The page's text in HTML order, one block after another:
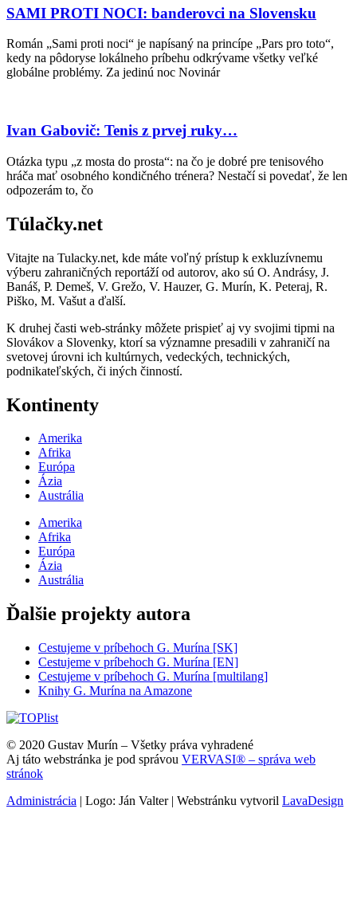
SAMI PROTI NOCI: banderovci na Slovensku
Román „Sami proti noci“ je napísaný na princípe „Pars pro toto“,
kedy na pôdoryse lokálneho príbehu odkrývame všetky veľké
globálne problémy. Za jedinú noc Novinár
Ivan Gabovič: Tenis z prvej ruky…
Otázka typu „z mosta do prosta“: na čo je dobré pre tenisového
hráča mať osobného kondičného trénera? Nestačí si povedať, že len
odpozerám to, čo
Túlačky.net
Vitajte na Tulacky.net, kde máte voľný prístup k exkluzívnemu
výberu zahraničných reportáží od autorov, ako sú O. Andrásy, J.
Banáš, P. Demeš, V. Grežo, V. Hauzer, G. Murín, K. Peteraj, R.
Piško, M. Vašut a ďalší.
K druhej časti web-stránky môžete prispieť aj vy svojimi tipmi na
Slovákov a Slovenky, ktorí sa významne presadili v zahraničí na
svetovej úrovni ich kultúrnych, vedeckých, technických,
podnikateľských, či iných činností.
Kontinenty
Amerika
Afrika
Európa
Ázia
Austrália
Amerika
Afrika
Európa
Ázia
Austrália
Ďalšie projekty autora
Cestujeme v príbehoch G. Murína [SK]
Cestujeme v príbehoch G. Murína [EN]
Cestujeme v príbehoch G. Murína [multilang]
Knihy G. Murína na Amazone
© 2020 Gustav Murín – Všetky práva vyhradené
Aj táto webstránka je pod správou VERVASI® – správa web
stránok
Administrácia | Logo: Ján Valter | Webstránku vytvoril LavaDesign